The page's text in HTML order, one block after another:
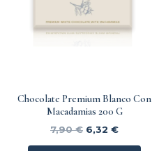
Chocolate Premium Blanco Con
Macadamias 200 G
7,90€ 6,32 €